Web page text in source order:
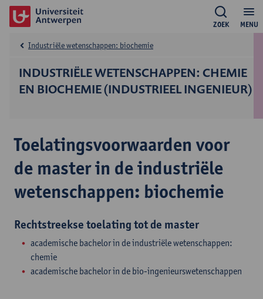
MENU
ZOEK
INDUSTRIËLE WETENSCHAPPEN: CHEMIE
EN BIOCHEMIE (INDUSTRIEEL INGENIEUR)
Industriële wetenschappen: biochemie
Toelatingsvoorwaarden voor
de master in de industriële
wetenschappen: biochemie
Rechtstreekse toelating tot de master
academische bachelor in de industriële wetenschappen:
chemie
academische bachelor in de bio-ingenieurswetenschappen